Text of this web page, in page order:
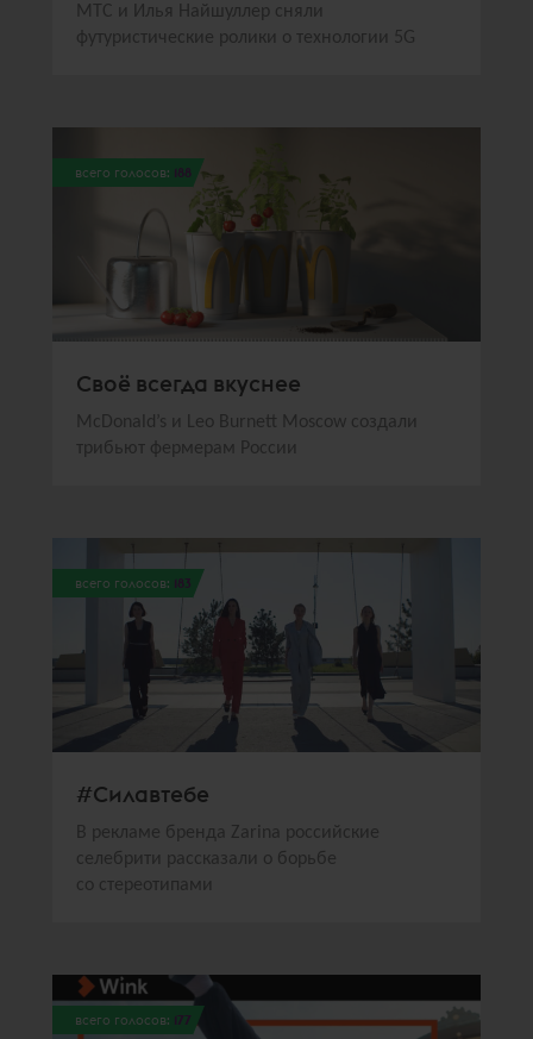
МТС и Илья Найшуллер сняли
футуристические ролики о технологии 5G
всего голосов: 188
Своё всегда вкуснее
McDonald’s и Leo Burnett Moscow создали
трибьют фермерам России
всего голосов: 183
#Силавтебе
В рекламе бренда Zarina российские
селебрити рассказали о борьбе
со стереотипами
всего голосов: 177